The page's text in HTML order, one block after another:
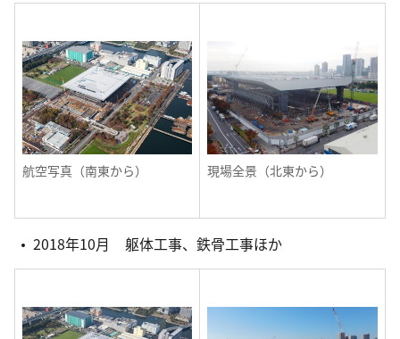
航空写真（南東から） 現場全景（北東から）
2018年10月 躯体工事、鉄骨工事ほか